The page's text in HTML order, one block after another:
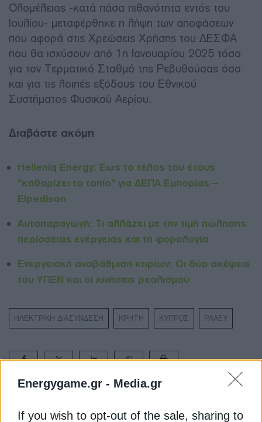
Energygame.gr - Media.gr
If you wish to opt-out of the sale, sharing to
Ολομέλειας -κατά πάσα πιθανότητα εντός του
Ιουλίου- μεταφέρθηκε η λήψη των αποφάσεων
που αφορά στις Χρεώσεις Χρήσης του ΔΕΣΦΑ
που θα ισχύσουν από 1η Ιανουαρίου 2025 τόσο
για τον Τερματικό Σταθμό της Ρεβυθούσας όσο
και για τις λοιπές εξόδους του Εθνικού
Συστήματος Φυσικού Αερίου.
Διαβάστε ακόμη
Helleniq Energy: Έως το τέλος του έτους
“καθαρίζει το τοπίο” για ΔΕΠΑ Εμπορίας –
Elpedison
Αυτοπαραγωγή: Τι αλλάζει με την τιμή πώλησης
περίσσειας ενέργειας και τη φορολογία
Ενεργειακή αναβάθμιση κτιρίων: Οι δύο σκέψεις
του ΥΠΕΝ και οι κινήσεις ρεαλισμού
ΗΛΕΚΤΡΙΚΗ ΔΙΑΣΥΝΔΕΣΗ ΚΡΗΤΗ ΚΥΠΡΟΣ ΡΑΑΕΥ